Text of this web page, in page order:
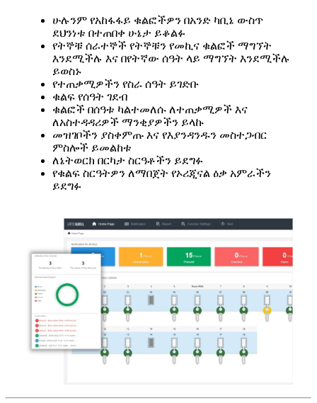
ሁሉንም የአከፋፋይ ቁልፎችዎን በአንድ ካቢኔ ውስጥ
ደህንነቱ በተጠበቀ ሁኔታ ይቆልፉ
የትኞቹ ሰራተኞች የትኞቹን የመኪና ቁልፎች ማግኘት
እንደሚችሉ እና በየትኛው ሰዓት ላይ ማግኘት እንደሚችሉ
ይወስኑ
የተጠቃሚዎችን የስራ ሰዓት ይገድቡ
ቁልፍ የሰዓት ገደብ
ቁልፎች በሰዓቱ ካልተመለሱ ለተጠቃሚዎች እና
ለአስተዳዳሪዎች ማንቂያዎችን ይላኩ
መዝገቦችን ያስቀምጡ እና የእያንዳንዱን መስተጋብር
ምስሎች ይመልከቱ
ለኔትወርክ በርካታ ስርዓቶችን ይደግፉ
የቁልፍ ስርዓትዎን ለማበጀት የኦሪጂናል ዕቃ አምራችን
ይደግፉ